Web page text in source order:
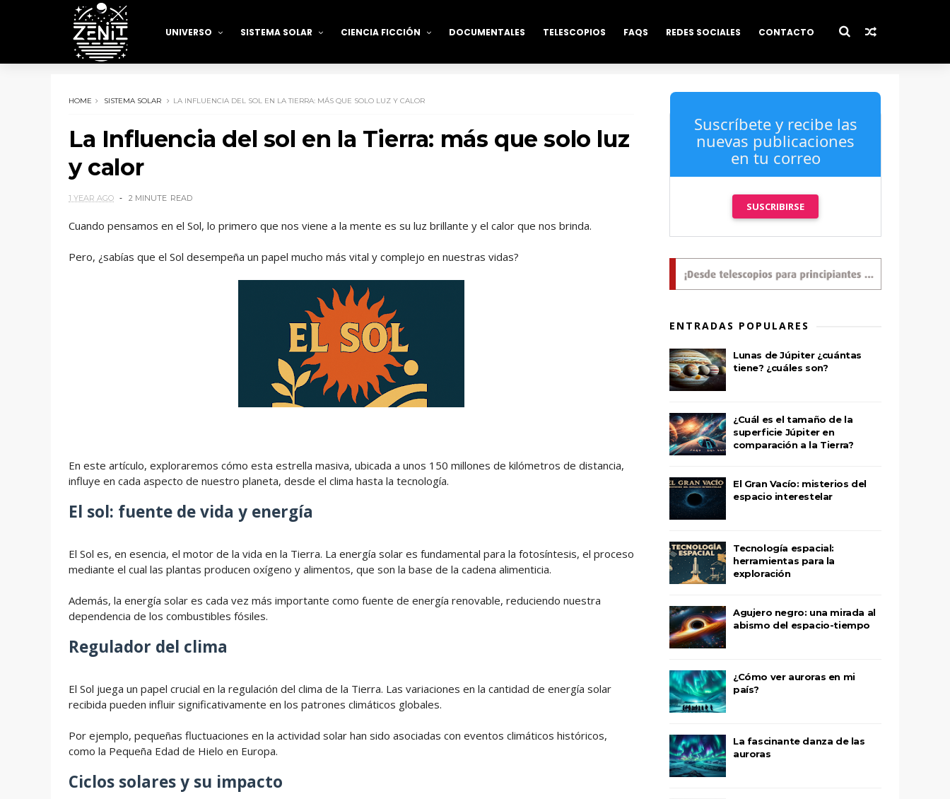
UNIVERSO SISTEMA SOLAR CIENCIA FICCIÓN DOCUMENTALES TELESCOPIOS FAQS REDES SOCIALES CONTACTO
HOME SISTEMA SOLAR LA INFLUENCIA DEL SOL EN LA TIERRA: MÁS QUE SOLO LUZ Y CALOR
La Influencia del sol en la Tierra: más que solo luz
y calor
1 YEAR AGO 2 MINUTE READ
Cuando pensamos en el Sol, lo primero que nos viene a la mente es su luz brillante y el calor que nos brinda.
Pero, ¿sabías que el Sol desempeña un papel mucho más vital y complejo en nuestras vidas?
En este artículo, exploraremos cómo esta estrella masiva, ubicada a unos 150 millones de kilómetros de distancia,
influye en cada aspecto de nuestro planeta, desde el clima hasta la tecnología.
El sol: fuente de vida y energía
El Sol es, en esencia, el motor de la vida en la Tierra. La energía solar es fundamental para la fotosíntesis, el proceso
mediante el cual las plantas producen oxígeno y alimentos, que son la base de la cadena alimenticia.
Además, la energía solar es cada vez más importante como fuente de energía renovable, reduciendo nuestra
dependencia de los combustibles fósiles.
Regulador del clima
El Sol juega un papel crucial en la regulación del clima de la Tierra. Las variaciones en la cantidad de energía solar
recibida pueden influir significativamente en los patrones climáticos globales.
Por ejemplo, pequeñas fluctuaciones en la actividad solar han sido asociadas con eventos climáticos históricos,
como la Pequeña Edad de Hielo en Europa.
Ciclos solares y su impacto
Suscríbete y recibe las
nuevas publicaciones
en tu correo
SUSCRIBIRSE
ENTRADAS POPULARES
Lunas de Júpiter ¿cuántas
tiene? ¿cuáles son?
¿Cuál es el tamaño de la
superficie Júpiter en
comparación a la Tierra?
El Gran Vacío: misterios del
espacio interestelar
Tecnología espacial:
herramientas para la
exploración
Agujero negro: una mirada al
abismo del espacio-tiempo
¿Cómo ver auroras en mi
país?
La fascinante danza de las
auroras